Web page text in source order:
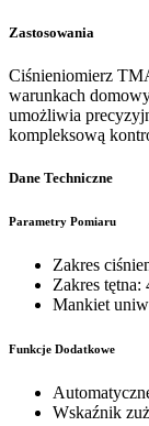
Zastosowania
Ciśnieniomierz
warunkach
umożliwia
kompleksową
Dane Techniczne
Parametry Pomiaru
Zakres
Zakres tętna:
Mankiet
Funkcje Dodatkowe
Wskaźnik